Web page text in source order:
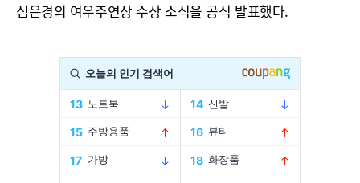
심은경의 여우주연상 수상 소식을 공식 발표했다.